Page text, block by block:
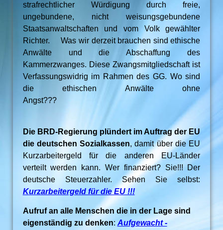
strafrechtlicher Würdigung durch freie,
ungebundene, nicht weisungsgebundene
Staatsanwaltschaften und vom Volk gewählter
Richter. Was wir derzeit brauchen sind ethische
Anwälte und die Abschaffung des
Kammerzwanges. Diese Zwangsmitgliedschaft ist
Verfassungswidrig im Rahmen des GG. Wo sind
die ethischen Anwälte ohne
Angst???
Die BRD-Regierung plündert im Auftrag der EU
die deutschen Sozialkassen, damit über die EU
Kurzarbeitergeld für die anderen EU-Länder
verteilt werden kann. Wer finanziert? Sie!!! Der
deutsche Steuerzahler. Sehen Sie selbst:
Kurzarbeitergeld für die EU !!!
Aufruf an alle Menschen die in der Lage sind
eigenständig zu denken: Aufgewacht -